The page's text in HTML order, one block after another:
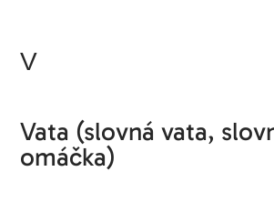
V
Vata (slovná vata,
omáčka)